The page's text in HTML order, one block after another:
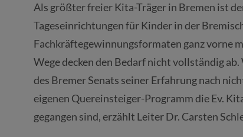
Als größter freier Kita-Träger in Bremen ist
Tageseinrichtungen für Kinder in der
Fachkräftegewinnungsformaten ganz vorne
Wege decken den Bedarf nicht vollständig
des Bremer Senats seiner Erfahrung nach
eigenen Quereinsteiger-Programm die Ev.
gegangen sind, erzählt Leiter Dr. Carsten